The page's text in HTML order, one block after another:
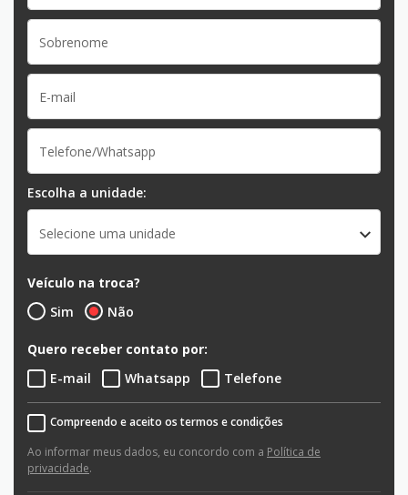
Escolha a unidade:
Selecione uma unidade
Veículo na troca?
Sim
Não
Quero receber contato por:
E-mail
Whatsapp Telefone
Compreendo e aceito os termos e condições
Ao informar meus dados, eu concordo com a Política de
privacidade.